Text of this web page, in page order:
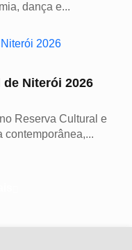
dança e...
Niterói 2026
Reserva Cultural e
contemporânea,...